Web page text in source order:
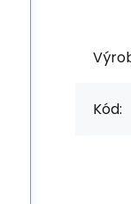
Kód: